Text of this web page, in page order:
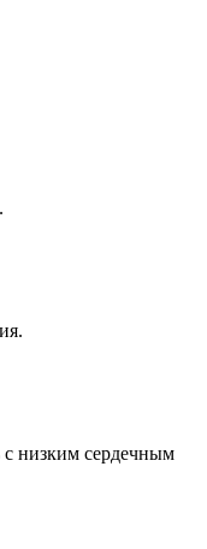
с низким сердечным